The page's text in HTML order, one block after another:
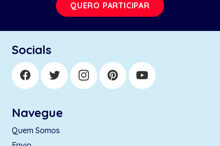
QUERO PARTICIPAR
Socials
Navegue
Quem Somos